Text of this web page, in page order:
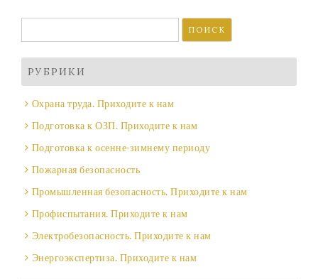
РУБРИКИ
Охрана труда. Приходите к нам
Подготовка к ОЗП. Приходите к нам
Подготовка к осенне-зимнему периоду
Пожарная безопасность
Промышленная безопасность. Приходите к нам
Профиспытания. Приходите к нам
Электробезопасность. Приходите к нам
Энергоэкспертиза. Приходите к нам